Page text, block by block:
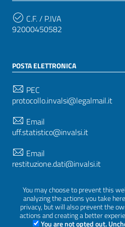
You may choose to prevent this
analyzing the actions you take
privacy, but will also prevent the
actions and creating a better
You are not opted out.
C.F. / P.IVA
92000450582
POSTA ELETTRONICA
PEC
protocollo.invalsi@legalmail.it
Email
uff.statistico@invalsi.it
Email
restituzione.dati@invalsi.it
SEGUICI SU